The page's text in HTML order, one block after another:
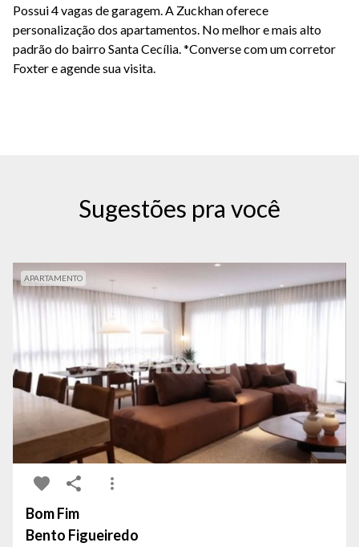
Possui 4 vagas de garagem. A Zuckhan oferece
personalização dos apartamentos. No melhor e mais alto
padrão do bairro Santa Cecília. *Converse com um corretor
Foxter e agende sua visita.
Sugestões pra você
APARTAMENTO
Bom Fim
Bento Figueiredo